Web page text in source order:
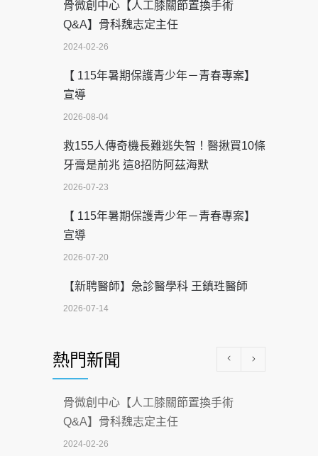
骨微創中心【人工膝關節置換手術
Q&A】骨科魏志定主任
2024-02-26
【 115年暑期保護青少年－青春專案】
宣導
2026-08-04
救155人傳奇機長難逃失智！醫揪買10條
牙膏是前兆 這8招防阿茲海默
2026-07-23
【 115年暑期保護青少年－青春專案】
宣導
2026-07-20
【新聘醫師】急診醫學科 王鎮珄醫師
2026-07-14
科能量
2026-07-08
沒菸酒也瀕臨洗腎？65歲男靠「這習
慣」逆轉腎功能 醫揭3招救命
2026-07-08
熱門新聞
骨微創中心【人工膝關節置換手術
Q&A】骨科魏志定主任
2024-02-26